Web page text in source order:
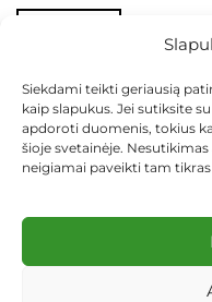
Siekdami teikti geriausią
kaip slapukus. Jei sutiksite
apdoroti duomenis, tokius
šioje svetainėje.
neigiamai paveikti tam
KEITIMAS IR
Visos teisės